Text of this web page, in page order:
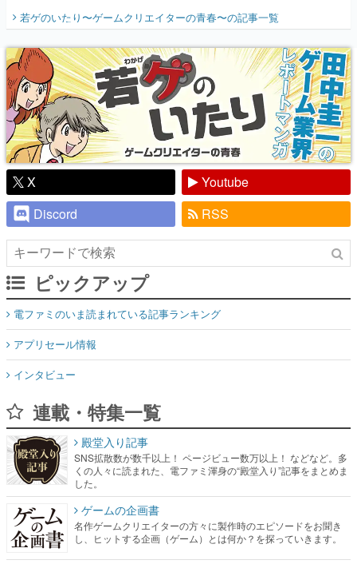
開く。業界の快男児・松山 洋に流れる血は
『少年ジャンプ』色だった【若ゲのいた
り】
若ゲのいたり〜ゲームクリエイターの青春〜の記事一覧
X
Youtube
Discord
RSS
ピックアップ
電ファミのいま読まれている記事ランキング
アプリセール情報
インタビュー
連載・特集一覧
殿堂入り記事
SNS拡散数が数千以上！ ページビュー数万以上！ などなど。多
くの人々に読まれた、電ファミ渾身の“殿堂入り”記事をまとめま
した。
ゲームの企画書
名作ゲームクリエイターの方々に製作時のエピソードをお聞き
し、ヒットする企画（ゲーム）とは何か？を探っていきます。